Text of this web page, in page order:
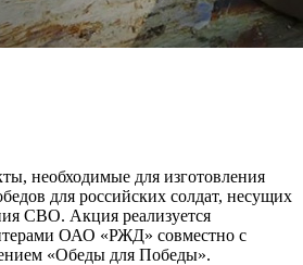
необходимые для изготовления
для российских солдат, несущих
СВО. Акция реализуется
ОАО «РЖД» совместно с
«Обеды для Победы».